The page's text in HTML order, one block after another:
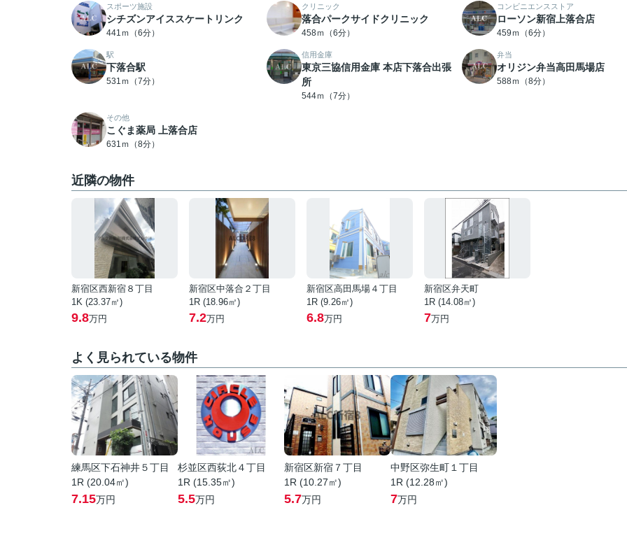
スポーツ施設
シチズンアイススケートリンク
441ｍ（6分）
クリニック
落合パークサイドクリニック
458ｍ（6分）
コンビニエンスストア
ローソン新宿上落合店
459ｍ（6分）
駅
下落合駅
531ｍ（7分）
信用金庫
東京三協信用金庫 本店下落合出張
所
544ｍ（7分）
弁当
オリジン弁当高田馬場店
588ｍ（8分）
その他
こぐま薬局 上落合店
631ｍ（8分）
近隣の物件
新宿区西新宿８丁目
1K (23.37㎡)
9.8万円
新宿区中落合２丁目
1R (18.96㎡)
7.2万円
新宿区高田馬場４丁目
1R (9.26㎡)
6.8万円
新宿区弁天町
1R (14.08㎡)
7万円
よく見られている物件
練馬区下石神井５丁目
1R (20.04㎡)
7.15万円
杉並区西荻北４丁目
1R (15.35㎡)
5.5万円
新宿区新宿７丁目
1R (10.27㎡)
5.7万円
中野区弥生町１丁目
1R (12.28㎡)
7万円